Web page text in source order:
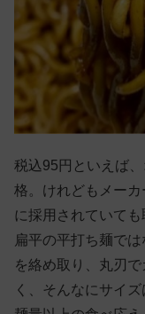
税込95円といえば
格。けれどもメー
に採用されていて
扁平の平打ち麺で
を絡め取り、丸刃
く、そんなにサイ